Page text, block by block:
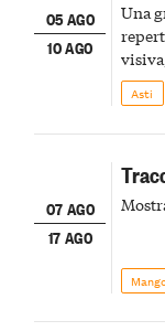
05 AGO
10 AGO
Una
della
Asti
07 AGO
17 AGO